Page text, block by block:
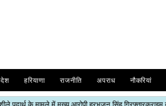
देश हरियाणा राजनीति अपराध नौकरियां